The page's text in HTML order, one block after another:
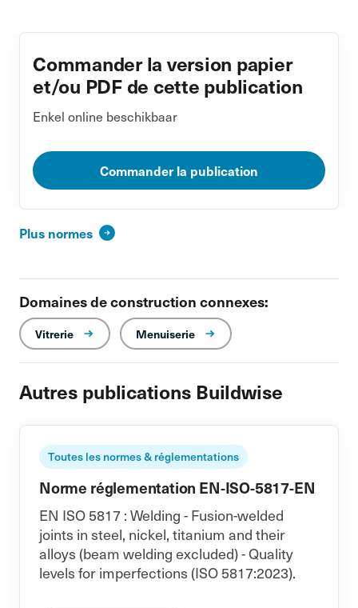
Commander la version papier
et/ou PDF de cette publication
Enkel online beschikbaar
Commander la publication
Plus normes
Domaines de construction connexes:
Vitrerie Menuiserie
Autres publications Buildwise
Toutes les normes & réglementations
Norme réglementation EN-ISO-5817-EN
EN ISO 5817 : Welding - Fusion-welded
joints in steel, nickel, titanium and their
alloys (beam welding excluded) - Quality
levels for imperfections (ISO 5817:2023).